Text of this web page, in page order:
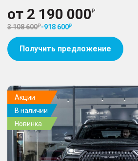
от 2 190 000
3 108 600 -918 600
Получить предложение
Акции
В наличии
Новинка